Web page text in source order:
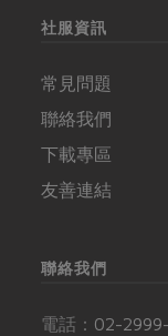
社服資訊
常見問題
聯絡我們
下載專區
友善連結
聯絡我們
電話： 02-